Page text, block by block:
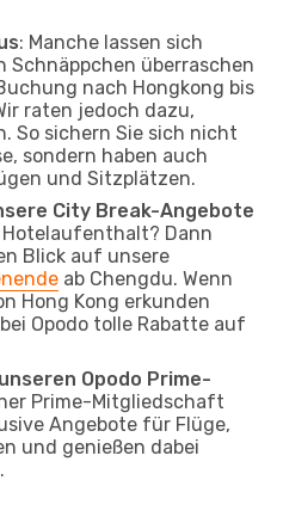
: Manche lassen sich
Schnäppchen überraschen
nach Hongkong bis
raten jedoch dazu,
So sichern Sie sich nicht
sondern haben auch
und Sitzplätzen.
City Break-Angebote
Hotelaufenthalt? Dann
Blick auf unsere
ab Chengdu. Wenn
Hong Kong erkunden
Opodo tolle Rabatte auf
Opodo Prime-
Prime-Mitgliedschaft
Angebote für Flüge,
und genießen dabei